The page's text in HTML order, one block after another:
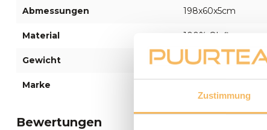
Zustimmung
Abmessungen 198x60x5cm
Material 100% Olefin
Gewicht 238 g/m²
Marke
Bewertungen